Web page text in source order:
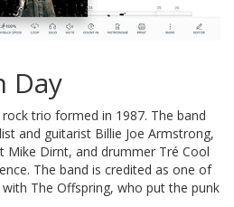
Day
trio formed in 1987. The band
and guitarist Billie Joe Armstrong,
Mike Dirnt, and drummer Tré Cool
The band is credited as one of
The Offspring, who put the punk